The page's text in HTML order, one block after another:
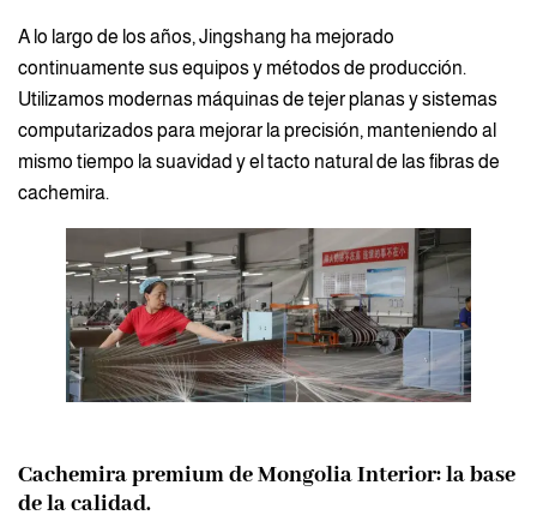
A lo largo de los años, Jingshang ha mejorado
continuamente sus equipos y métodos de producción.
Utilizamos modernas máquinas de tejer planas y sistemas
computarizados para mejorar la precisión, manteniendo al
mismo tiempo la suavidad y el tacto natural de las fibras de
cachemira.
Cachemira premium de Mongolia Interior: la base
de la calidad.